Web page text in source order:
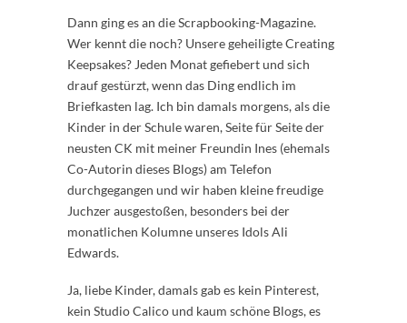
Dann ging es an die Scrapbooking-Magazine.
Wer kennt die noch? Unsere geheiligte Creating
Keepsakes? Jeden Monat gefiebert und sich
drauf gestürzt, wenn das Ding endlich im
Briefkasten lag. Ich bin damals morgens, als die
Kinder in der Schule waren, Seite für Seite der
neusten CK mit meiner Freundin Ines (ehemals
Co-Autorin dieses Blogs) am Telefon
durchgegangen und wir haben kleine freudige
Juchzer ausgestoßen, besonders bei der
monatlichen Kolumne unseres Idols Ali
Edwards.
Ja, liebe Kinder, damals gab es kein Pinterest,
kein Studio Calico und kaum schöne Blogs, es